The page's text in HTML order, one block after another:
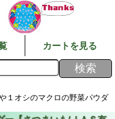
カートを見る
１オシのマクロの野菜パウダ